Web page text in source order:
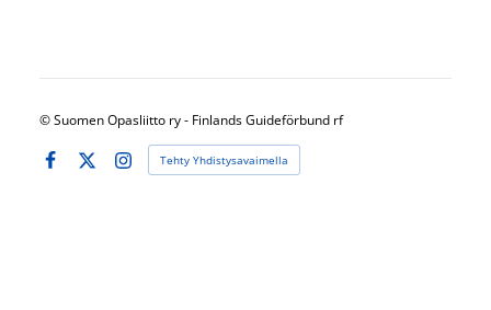
©Suomen Opasliitto ry - Finlands Guideförbund rf
Facebook
X Instagram
Tehty Yhdistysavaimella